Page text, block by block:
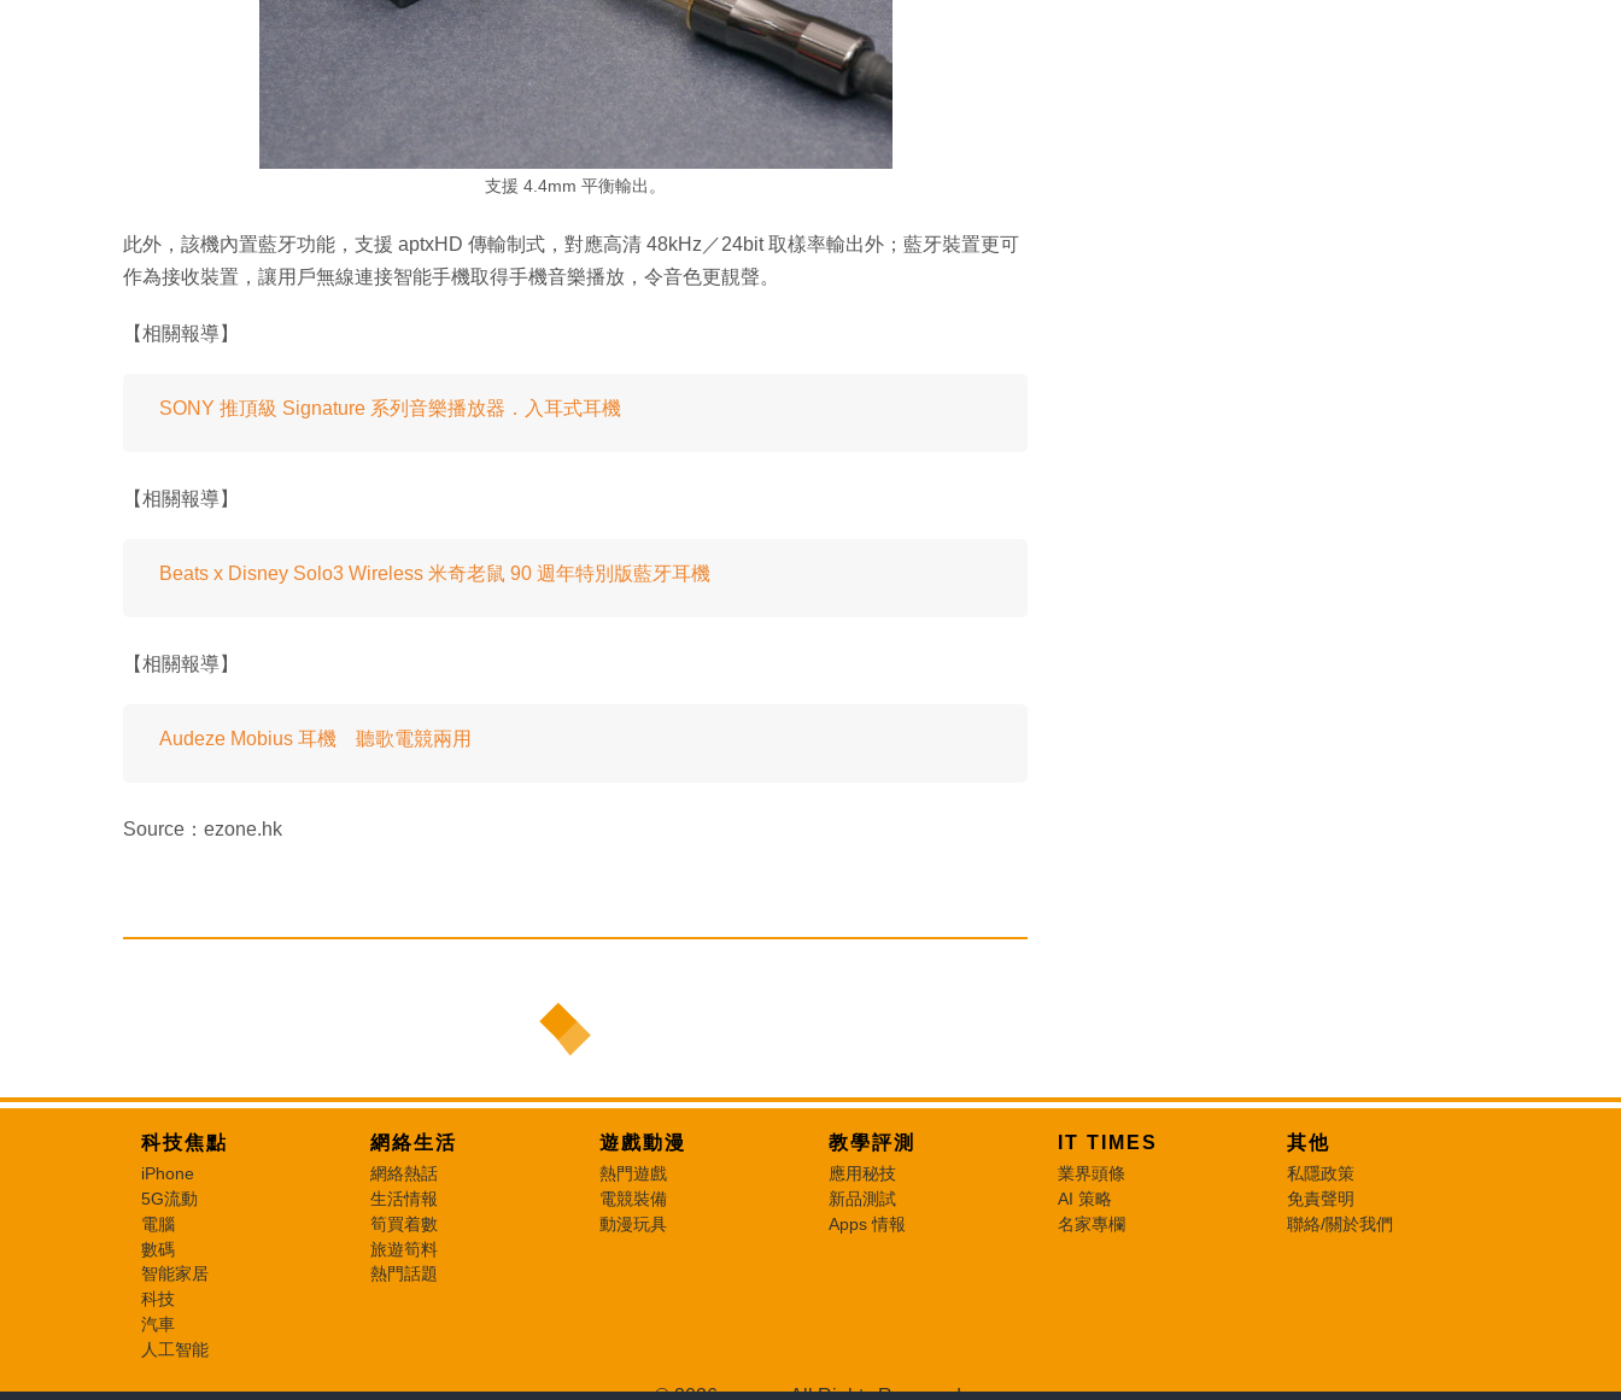
支援 4.4mm 平衡輸出。
此外，該機內置藍牙功能，支援 aptxHD 傳輸制式，對應高清 48kHz／24bit 取樣率輸出外；藍牙裝置更可
作為接收裝置，讓用戶無線連接智能手機取得手機音樂播放，令音色更靚聲。
【相關報導】
SONY 推頂級 Signature 系列音樂播放器．入耳式耳機
【相關報導】
Beats x Disney Solo3 Wireless 米奇老鼠 90 週年特別版藍牙耳機
【相關報導】
Audeze Mobius 耳機 聽歌電競兩用
Source：ezone.hk
科技焦點
iPhone
5G流動
電腦
數碼
智能家居
科技
汽車
人工智能
網絡生活
網絡熱話
生活情報
筍買着數
旅遊筍料
熱門話題
遊戲動漫
熱門遊戲
電競裝備
動漫玩具
教學評測
應用秘技
新品測試
Apps 情報
IT TIMES
業界頭條
AI 策略
名家專欄
其他
私隱政策
免責聲明
聯絡/關於我們
© 2026 e-zone. All Rights Reserved.